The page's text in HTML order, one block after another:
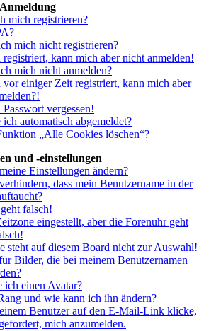
mich registrieren?
mich nicht registrieren?
kann mich aber nicht anmelden!
mich nicht anmelden?
vor einiger Zeit registriert, kann mich aber
vergessen!
automatisch abgemeldet?
„Alle Cookies löschen“?
und -einstellungen
Einstellungen ändern?
dass mein Benutzername in der
falsch!
eingestellt, aber die Forenuhr geht
steht auf diesem Board nicht zur Auswahl!
Bilder, die bei meinem Benutzernamen
ich einen Avatar?
und wie kann ich ihn ändern?
Benutzer auf den E-Mail-Link klicke,
mich anzumelden.